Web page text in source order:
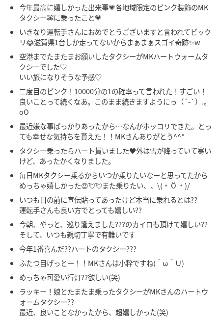
今年最高に嬉しかった出来事💗各地域限定のピンク装飾のMK
タクシー🚕に乗ったこと💗
いきなり運転手さんにおめでとうございますと言われてビック
リ😂滋賀県1台しか走ってないからまぁまぁスゴイ奇跡✨w
空港までたまたまお願いしたタクシーがMKハートウォームタ
クシーでした♡
いい旅になりそうな予感♡
二度目のピンク！10000分の1の確率って言われた！すごい！
良いことって続くなあ。このまま続きますようにっ（´-`）.｡
oO
最近嫌な事ばっかりあったから…なんかホッコリできた。とっ
ても幸せな気持ちを貰えた！！MKさんありがとう^^*
タクシー乗ったらハート貰いました♥️外は雪が降っていて寒い
けど、あったかくなりました。
毎日MKタクシー乗るからいつか乗りたいなーと思ってたから
めっちゃ嬉しかった😍💘💘また乗りたい、、\(﹡ Ö ﹡)/
いつも目の前に宣伝貼ってあったけど本当に乗れるとは??
運転手さんも良い方でとっても嬉しい??
今朝、やっと、巡り逢えました???のカイロも頂けて嬉しい??
そして、いつも親切丁寧で有難いです
今年1番喜んだ??ハートのタクシー???
ふたつ目げっとー！！MKさんは小粋ですね(＾ω＾Ｕ)
めっちゃ可愛い行灯??欲しい(笑)
ラッキー！娘とたまたま乗ったタクシーがMKさんのハートウ
ォームタクシー??
最近、良いことなかったから、超嬉しかった(笑)